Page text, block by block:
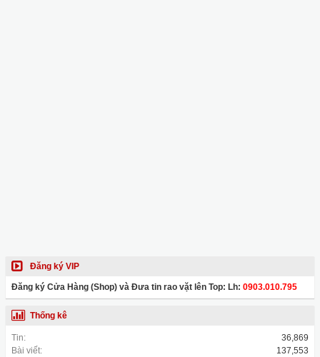
Đăng ký VIP
Đăng ký Cửa Hàng (Shop) và Đưa tin rao vặt lên Top: Lh: 0903.010.795
Thống kê
Tin:
36,869
Bài viết:
137,553